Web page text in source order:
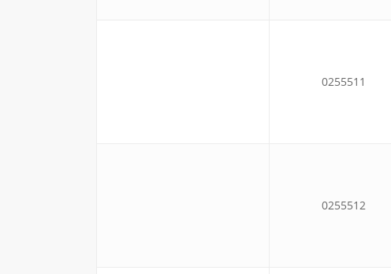
0255511
0255512